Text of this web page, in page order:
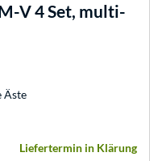
V 4 Set, multi-
Äste
Liefertermin in Klärung